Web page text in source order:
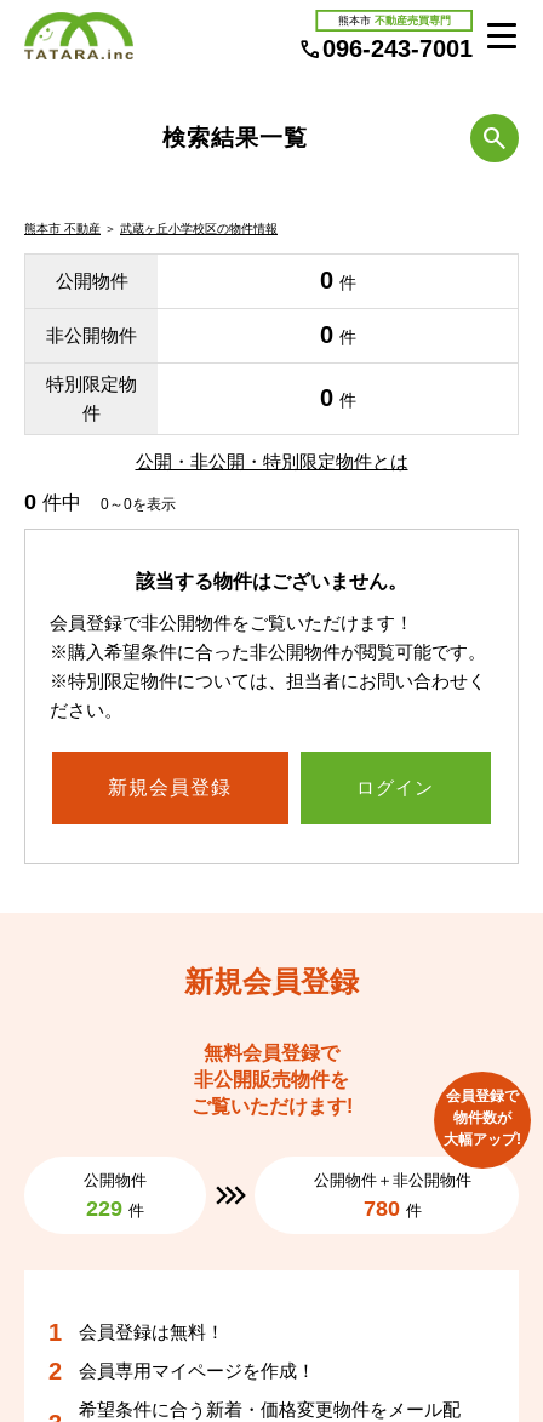
熊本市 不動産売買専門
096-243-7001
検索結果一覧
熊本市 不動産 ＞ 武蔵ヶ丘小学校区の物件情報
公開物件 0 件
非公開物件 0 件
特別限定物
件
0 件
公開・非公開・特別限定物件とは
0 件中 0～0を表示
該当する物件はございません。
会員登録で非公開物件をご覧いただけます！
※購入希望条件に合った非公開物件が閲覧可能です。
※特別限定物件については、担当者にお問い合わせく
ださい。
新規会員登録 ログイン
新規会員登録
無料会員登録で
非公開販売物件を
ご覧いただけます!
公開物件
229 件
公開物件＋非公開物件
780 件
会員登録で
物件数が
大幅アップ!
会員登録は無料！
会員専用マイページを作成！
希望条件に合う新着・価格変更物件をメール配